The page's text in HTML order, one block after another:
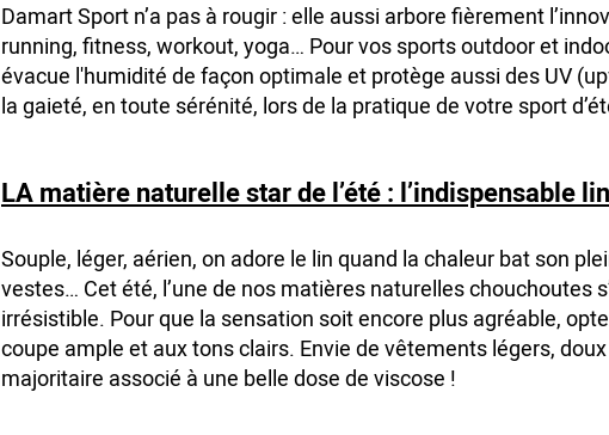
Damart Sport n’a pas à rougir : elle aussi arbore fièrement
running, fitness, workout, yoga… Pour vos sports outdoor et
évacue l'humidité de façon optimale et protège aussi des UV
la gaieté, en toute sérénité, lors de la pratique de votre sport
LA matière naturelle star de l’été : l’indispensable
Souple, léger, aérien, on adore le lin quand la chaleur bat son
vestes… Cet été, l’une de nos matières naturelles chouchoutes
irrésistible. Pour que la sensation soit encore plus agréable,
coupe ample et aux tons clairs. Envie de vêtements légers,
majoritaire associé à une belle dose de viscose !